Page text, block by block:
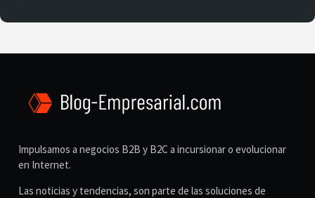
Impulsamos a negocios B2B y B2C a incursionar o evolucionar
en Internet.
Las noticias y tendencias, son parte de las soluciones de